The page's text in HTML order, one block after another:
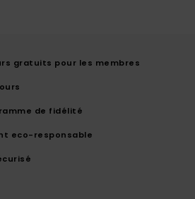
gratuits pour les membres
de fidélité
eco-responsable